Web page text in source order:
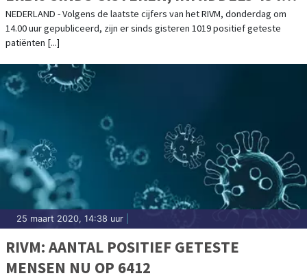
PERSONEN OVERLEDEN
NEDERLAND - Volgens de laatste cijfers van het RIVM, donderdag om
14.00 uur gepubliceerd, zijn er sinds gisteren 1019 positief geteste
patiënten [...]
25 maart 2020, 14:38 uur
RIVM: AANTAL POSITIEF GETESTE
MENSEN NU OP 6412